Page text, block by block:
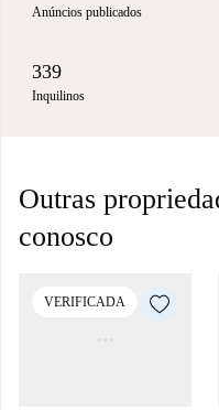
Anúncios publicados
339
Inquilinos
Outras
conosco
VERIFICADA